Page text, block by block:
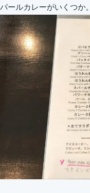
パールカレーがいくつか。